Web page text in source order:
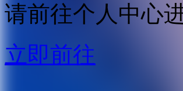
请前往个人中心
立即前往